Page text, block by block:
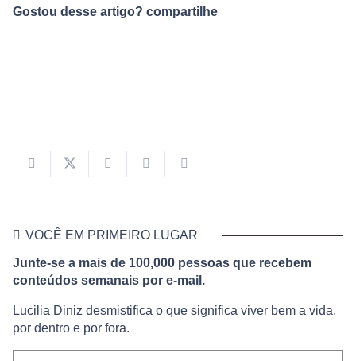
Gostou desse artigo? compartilhe
VOCÊ EM PRIMEIRO LUGAR
Junte-se a mais de 100,000 pessoas que recebem
conteúdos semanais por e-mail.
Lucilia Diniz desmistifica o que significa viver bem a vida,
por dentro e por fora.